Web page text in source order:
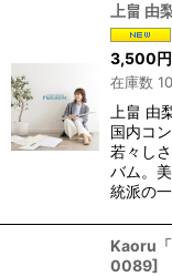
上畠 由
3,500円
在庫数
上畠 由
国内コ
若々し
バム。
統派の
Kaoru「
0089]